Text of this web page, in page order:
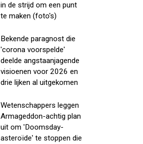
in de strijd om een punt
te maken (foto's)
Bekende paragnost die
'corona voorspelde'
deelde angstaanjagende
visioenen voor 2026 en
drie lijken al uitgekomen
Wetenschappers leggen
Armageddon-achtig plan
uit om 'Doomsday-
asteroïde' te stoppen die